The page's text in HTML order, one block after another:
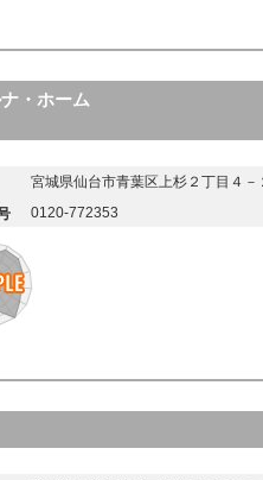
・ホーム
宮城県仙台市青葉区上杉２丁目４－
0120-772353